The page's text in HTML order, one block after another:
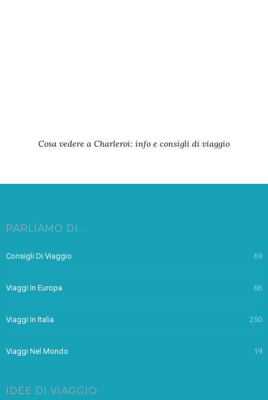
Cosa vedere a Charleroi: info e consigli di viaggio
PARLIAMO DI…
Consigli Di Viaggio 69
Viaggi In Europa 66
Viaggi In Italia 250
Viaggi Nel Mondo 19
IDEE DI VIAGGIO